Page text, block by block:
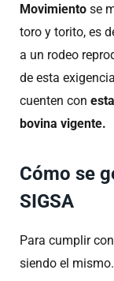
Movimiento se
toro y torito, es
a un rodeo
de esta
cuenten con
bovina vigente.
Cómo se
SIGSA
Para cumplir
siendo el